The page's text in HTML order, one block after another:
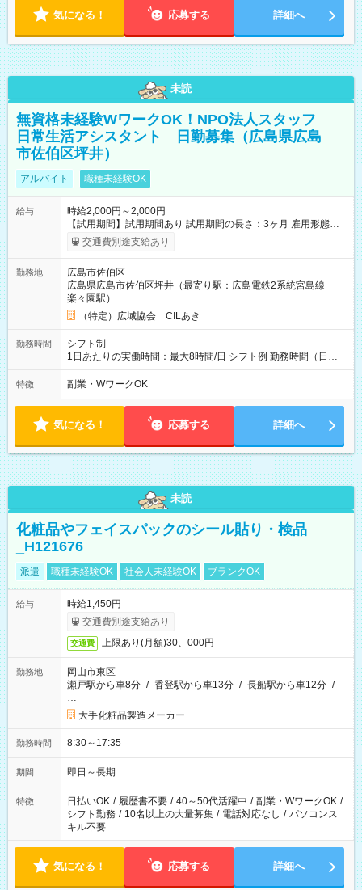
気になる！ 応募する 詳細へ
未読
無資格未経験WワークOK！NPO法人スタッフ
日常生活アシスタント 日勤募集（広島県広島
市佐伯区坪井）
アルバイト 職種未経験OK
給与
時給2,000円～2,000円
【試用期間】試用期間あり 試用期間の長さ：3ヶ月 雇用形態、
給与は本採用時と同じです。
交通費別途支給あり
勤務地
広島市佐伯区
広島県広島市佐伯区坪井（最寄り駅：広島電鉄2系統宮島線
楽々園駅）
（特定）広域協会 CILあき
勤務時間
シフト制
1日あたりの実働時間：最大8時間/日 シフト例 勤務時間（日
勤）・8時～18時 （実働時間8時間 待機休憩2時間）（日勤1回
あたりの給与 2万円）
特徴 副業・WワークOK
気になる！ 応募する 詳細へ
未読
化粧品やフェイスパックのシール貼り・検品
_H121676
派遣 職種未経験OK 社会人未経験OK ブランクOK
給与
時給1,450円
交通費別途支給あり
交通費 上限あり(月額)30、000円
勤務地
岡山市東区
瀬戸駅から車8分 / 香登駅から車13分 / 長船駅から車12分 /
…
大手化粧品製造メーカー
勤務時間 8:30～17:35
期間 即日～長期
特徴 日払いOK / 履歴書不要 / 40～50代活躍中 / 副業・WワークOK /
シフト勤務 / 10名以上の大量募集 / 電話対応なし / パソコンス
キル不要
気になる！ 応募する 詳細へ